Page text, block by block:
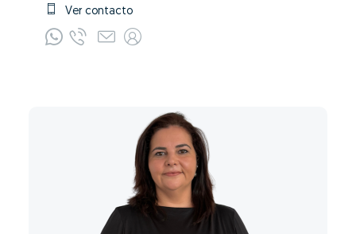
Ver contacto